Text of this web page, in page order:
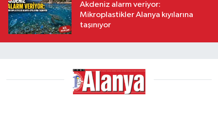
Akdeniz alarm veriyor:
Mikroplastikler Alanya kıyılarına
taşınıyor